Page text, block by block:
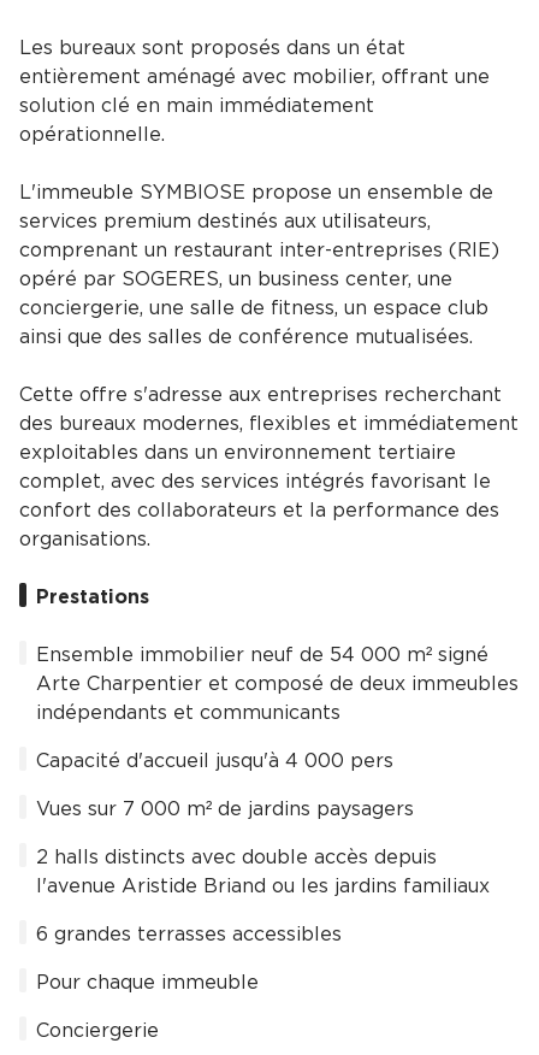
Les bureaux sont proposés dans un état
entièrement aménagé avec mobilier, offrant une
solution clé en main immédiatement
opérationnelle.
L'immeuble SYMBIOSE propose un ensemble de
services premium destinés aux utilisateurs,
comprenant un restaurant inter-entreprises (RIE)
opéré par SOGERES, un business center, une
conciergerie, une salle de fitness, un espace club
ainsi que des salles de conférence mutualisées.
Cette offre s'adresse aux entreprises recherchant
des bureaux modernes, flexibles et immédiatement
exploitables dans un environnement tertiaire
complet, avec des services intégrés favorisant le
confort des collaborateurs et la performance des
organisations.
Prestations
Ensemble immobilier neuf de 54 000 m² signé
Arte Charpentier et composé de deux immeubles
indépendants et communicants
Capacité d'accueil jusqu'à 4 000 pers
Vues sur 7 000 m² de jardins paysagers
2 halls distincts avec double accès depuis
l'avenue Aristide Briand ou les jardins familiaux
6 grandes terrasses accessibles
Pour chaque immeuble
Conciergerie